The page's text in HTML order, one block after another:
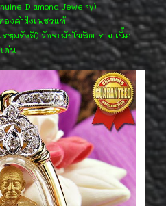
Diamond Jewelry)
งคำฝังเพชรแท้
หฺมรังสี) วัดระฆังโฆสิตาราม เนื้อ
ด่น